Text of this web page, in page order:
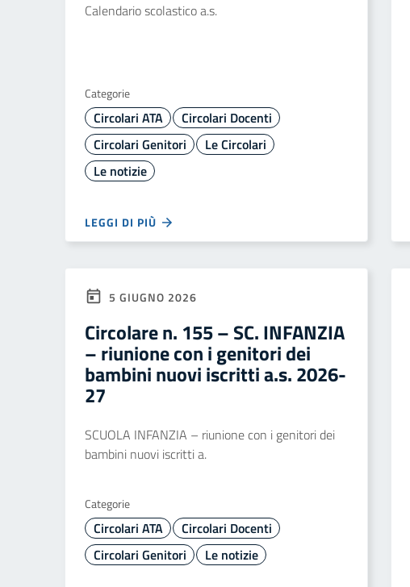
Calendario scolastico a.s.
Categorie
Circolari ATA
Circolari Docenti
Circolari Genitori
Le Circolari
Le notizie
LEGGI DI PIÙ
5 GIUGNO 2026
Circolare n. 155 – SC. INFANZIA
– riunione con i genitori dei
bambini nuovi iscritti a.s. 2026-
27
SCUOLA INFANZIA – riunione con i genitori dei
bambini nuovi iscritti a.
Categorie
Circolari ATA
Circolari Docenti
Circolari Genitori
Le notizie